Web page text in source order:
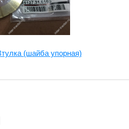
(шайба упорная)